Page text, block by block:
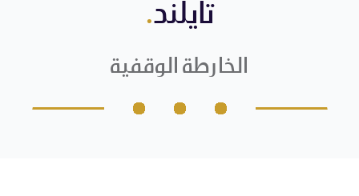
English
عن المعهد
الخدمات
تايلند.
الخارطة الوقفية